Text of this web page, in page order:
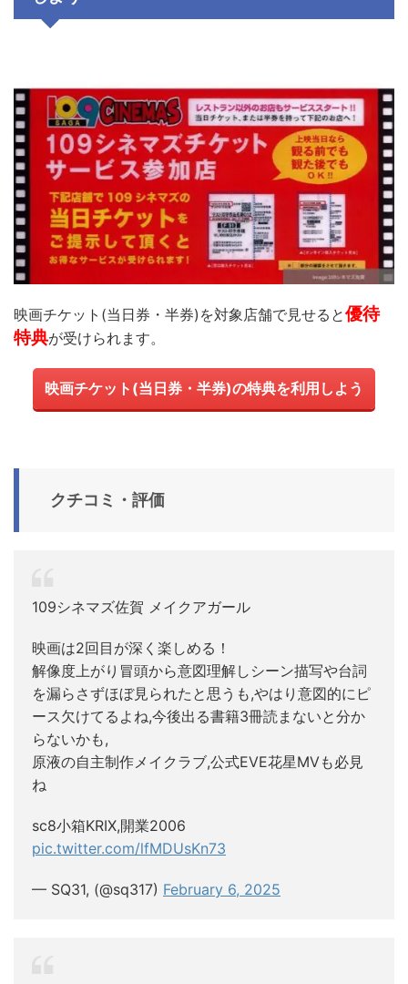
映画チケット (当日券・半券) を対象店舗で見せると優待
特典が受けられます。
映画チケット (当日券・半券)の特典を利用しよう
クチコミ・評価
109シネマズ佐賀 メイクアガール
映画は2回目が深く楽しめる！
解像度上がり冒頭から意図理解しシーン描写や台詞
を漏らさずほぼ見られたと思うも,やはり意図的にピ
ース欠けてるよね,今後出る書籍3冊読まないと分か
らないかも,
原液の自主制作メイクラブ,公式EVE花星MVも必見
ね
sc8小箱KRIX,開業2006
pic.twitter.com/lfMDUsKn73
— SQ31, (@sq317) February 6, 2025